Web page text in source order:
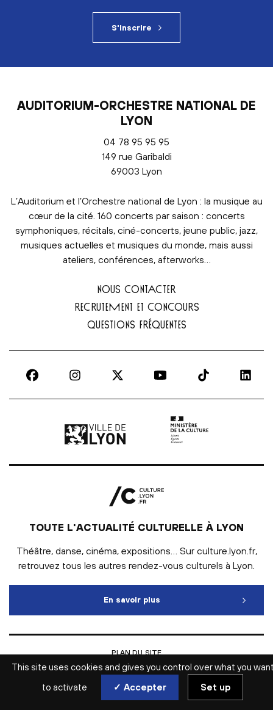
S'inscrire
AUDITORIUM-ORCHESTRE NATIONAL DE
LYON
04 78 95 95 95
149 rue Garibaldi
69003 Lyon
L’Auditorium et l’Orchestre national de Lyon : la musique au
cœur de la cité. 160 concerts par saison : concerts
symphoniques, récitals, ciné-concerts, jeune public, jazz,
musiques actuelles et musiques du monde, mais aussi
ateliers, conférences, afterworks…
NOUS CONTACTER
RECRUTEMENT ET CONCOURS
QUESTIONS FRÉQUENTES
Ville de Lyon | lien externeMinistère de la culture
TOUTE L'ACTUALITÉ CULTURELLE À LYON
Théâtre, danse, cinéma, expositions… Sur culture.lyon.fr,
retrouvez tous les autres rendez-vous culturels à Lyon.
En savoir plus Toute l'actualité culturelle
PLAN DU SITE
INTRANET
MENTIONS LÉGALES
ACCESSIBILITÉ WEB : NON CONFORME
GESTION DES COOKIES
This site uses cookies and gives you control over what you
to activate
✓ Accepter Set up